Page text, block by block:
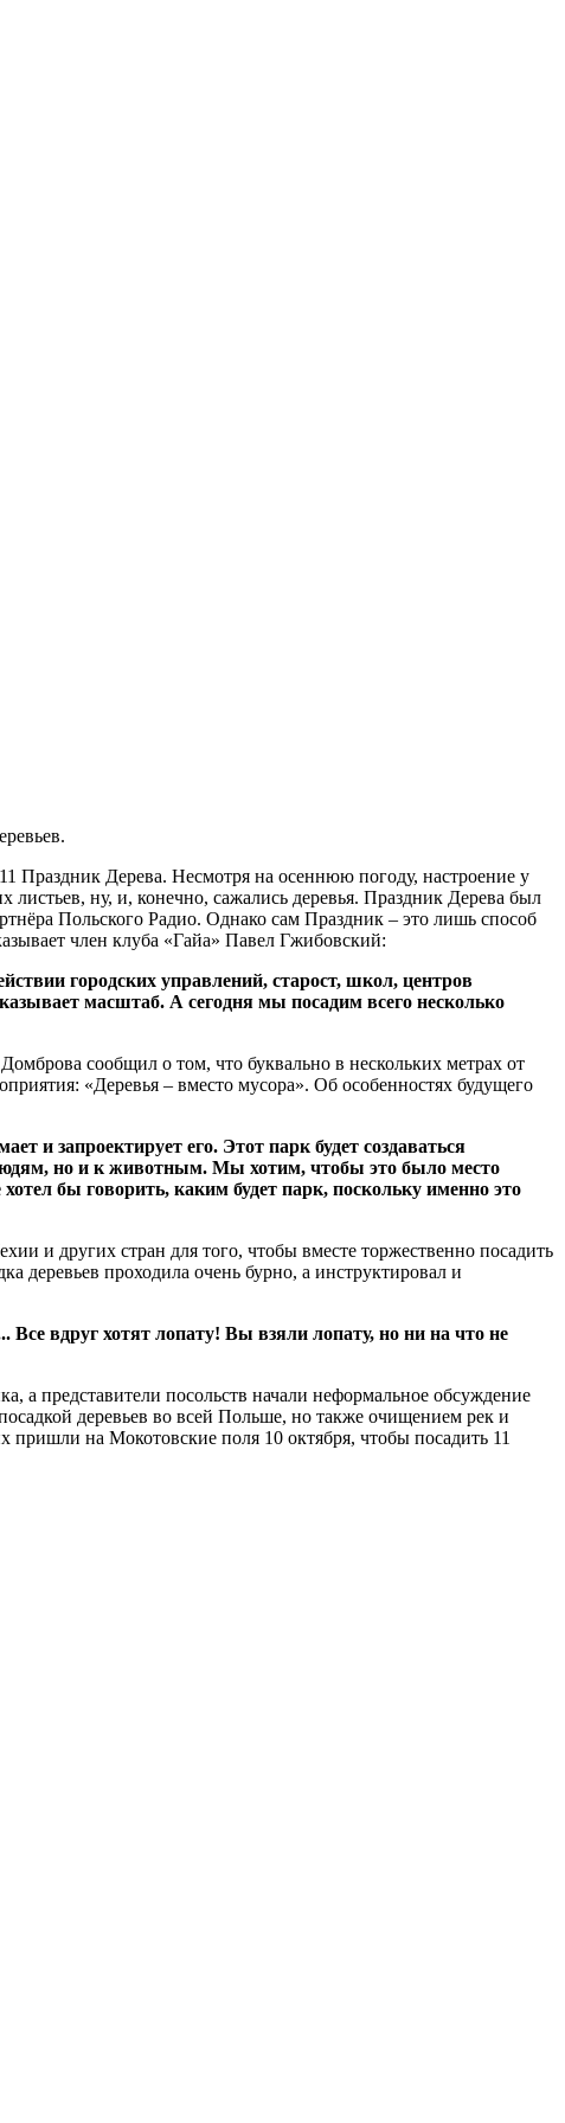
Праздник Дерева. Несмотря на осеннюю погоду, настроение у
листьев, ну, и, конечно, сажались деревья. Праздник Дерева был
Польского Радио. Однако сам Праздник – это лишь способ
член клуба «Гайа» Павел Гжибовский:
городских управлений, старост, школ, центров
масштаб. А сегодня мы посадим всего несколько
сообщил о том, что буквально в нескольких метрах от
«Деревья – вместо мусора». Об особенностях будущего
и запроектирует его. Этот парк будет создаваться
но и к животным. Мы хотим, чтобы это было место
бы говорить, каким будет парк, поскольку именно это
и других стран для того, чтобы вместе торжественно посадить
деревьев проходила очень бурно, а инструктировал и
вдруг хотят лопату! Вы взяли лопату, но ни на что не
а представители посольств начали неформальное обсуждение
деревьев во всей Польше, но также очищением рек и
на Мокотовские поля 10 октября, чтобы посадить 11